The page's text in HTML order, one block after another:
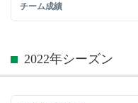
チーム成績
2022年シーズン